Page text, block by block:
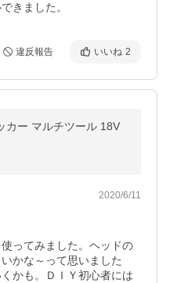
きました。
違反報告 いいね 2
カー マルチツール 18V
2020/6/11
ってみました。ヘッドの
かな～って思いました
かも。ＤＩＹ初心者には